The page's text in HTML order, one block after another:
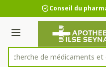
Aller au contenu
1 de 1
Conseil du
Menu
Rechercher
Recherche de médicaments